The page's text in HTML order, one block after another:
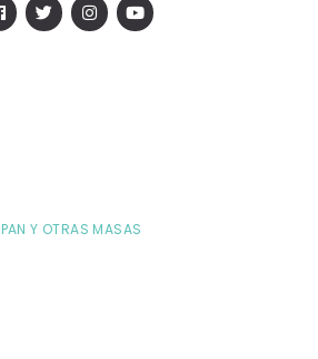
PAN Y OTRAS MASAS